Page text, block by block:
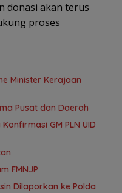
donasi akan terus
proses
Minister Kerajaan
Pusat dan Daerah
GM PLN UID
FMNJP
Dilaporkan ke Polda